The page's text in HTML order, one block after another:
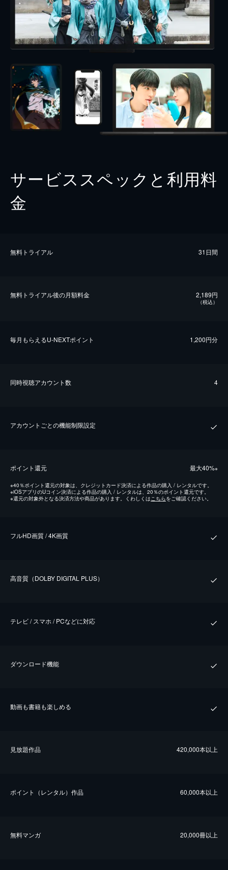
サービススペックと利用料
金
無料トライアル 31日間
無料トライアル後の⽉額料金 2,189円
（税込）
毎⽉もらえるU-NEXTポイント 1,200円分
同時視聴アカウント数 4
アカウントごとの機能制限設定
ポイント還元 最⼤40%※
※40％ポイント還元の対象は、クレジットカード決済による作品の購入 / レンタルです。
※iOSアプリのUコイン決済による作品の購入 / レンタルは、20％のポイント還元です。
※還元の対象外となる決済方法や商品があります。くわしくは こちらをご確認ください。
フルHD画質 / 4K画質
⾼⾳質（DOLBY DIGITAL PLUS）
テレビ / スマホ / PCなどに対応
ダウンロード機能
動画も書籍も楽しめる
⾒放題作品 420,000本以上
ポイント（レンタル）作品 60,000本以上
無料マンガ 20,000冊以上